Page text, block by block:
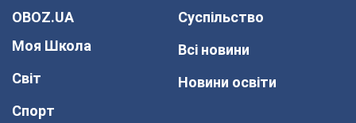
OBOZ.UA
Моя Школа
Світ
Спорт
Суспільство
Всі новини
Новини освіти